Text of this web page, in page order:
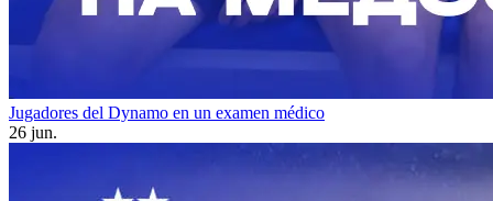
Jugadores del Dynamo en un examen médico
26 jun.